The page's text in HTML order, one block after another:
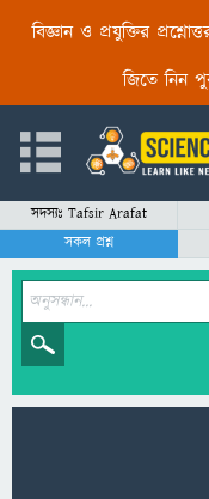
বিজ্ঞান ও প্রযুক্তির
জিতে নিন
সদস্যঃ Tafsir Arafat
সকল প্রশ্ন